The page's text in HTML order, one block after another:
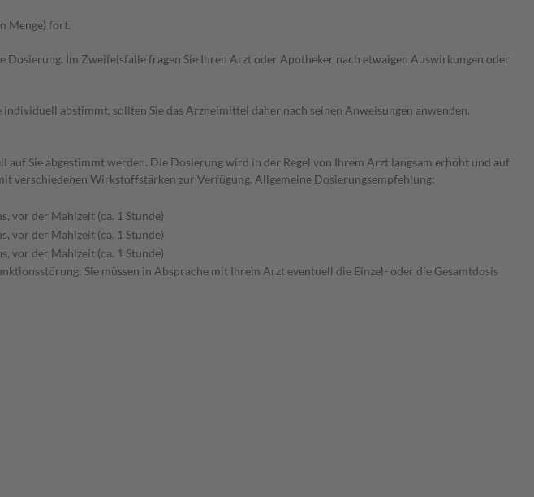
Menge) fort.
Im Zweifelsfalle fragen Sie Ihren Arzt oder Apotheker nach etwaigen Auswirkungen oder
abstimmt, sollten Sie das Arzneimittel daher nach seinen Anweisungen anwenden.
Sie abgestimmt werden. Die Dosierung wird in der Regel von Ihrem Arzt langsam erhöht und auf
verschiedenen Wirkstoffstärken zur Verfügung. Allgemeine Dosierungsempfehlung:
vor der Mahlzeit (ca. 1 Stunde)
vor der Mahlzeit (ca. 1 Stunde)
vor der Mahlzeit (ca. 1 Stunde)
Sie müssen in Absprache mit Ihrem Arzt eventuell die Einzel- oder die Gesamtdosis